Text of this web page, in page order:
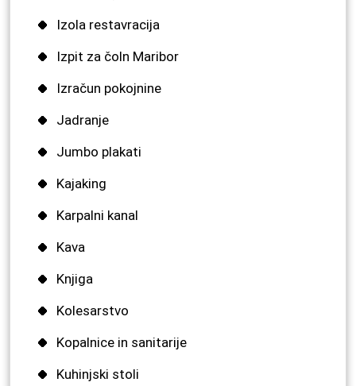
Izola restavracija
Izpit za čoln Maribor
Izračun pokojnine
Jadranje
Jumbo plakati
Kajaking
Karpalni kanal
Kava
Knjiga
Kolesarstvo
Kopalnice in sanitarije
Kuhinjski stoli